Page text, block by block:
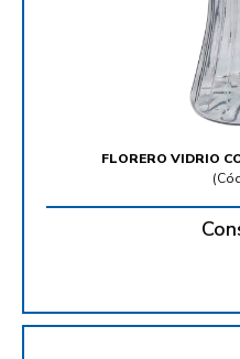
FLORERO VIDRIO
(